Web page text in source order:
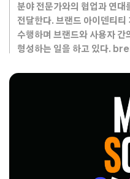
분야 전문가와의 협업과 연대
전달한다. 브랜드 아이덴티티
수행하며 브랜드와 사용자 간
형성하는 일을 하고 있다.